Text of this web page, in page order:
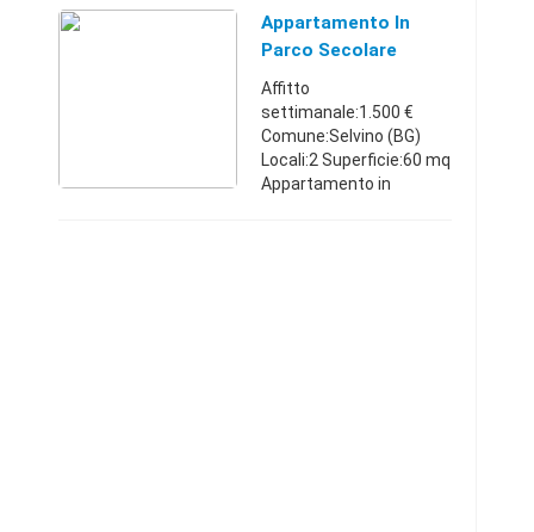
proponiamo in affitto un
locale commercial ...
Appartamento In
Parco Secolare
Privato
Affitto
settimanale:1.500 €
Comune:Selvino (BG)
Locali:2 Superficie:60 mq
Appartamento in